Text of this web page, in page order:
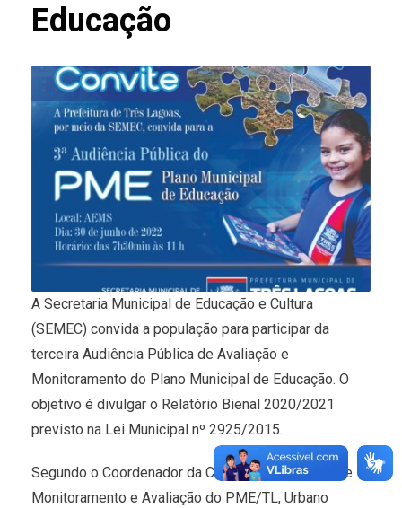
Educação
A Secretaria Municipal de Educação e Cultura
(SEMEC) convida a população para participar da
terceira Audiência Pública de Avaliação e
Monitoramento do Plano Municipal de Educação. O
objetivo é divulgar o Relatório Bienal 2020/2021
previsto na Lei Municipal nº 2925/2015.
Segundo o Coordenador da Comissão Municipal de
Monitoramento e Avaliação do PME/TL, Urbano